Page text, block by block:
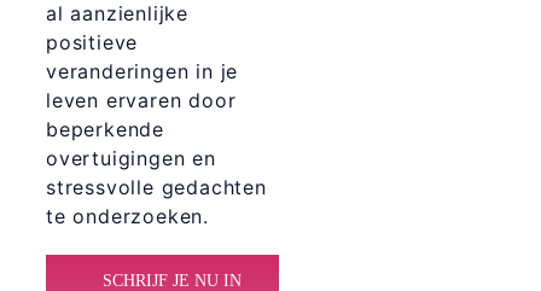
al aanzienlijke
positieve
veranderingen in je
leven ervaren door
beperkende
overtuigingen en
stressvolle gedachten
te onderzoeken.
SCHRIJF JE NU IN